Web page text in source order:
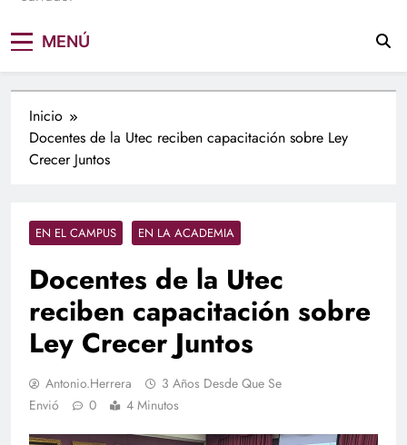
MENÚ
Inicio
Docentes de la Utec reciben capacitación sobre Ley
Crecer Juntos
EN EL CAMPUS EN LA ACADEMIA
Docentes de la Utec
reciben capacitación sobre
Ley Crecer Juntos
Antonio.herrera
3 Años Desde Que Se
Envió
0 4 Minutos